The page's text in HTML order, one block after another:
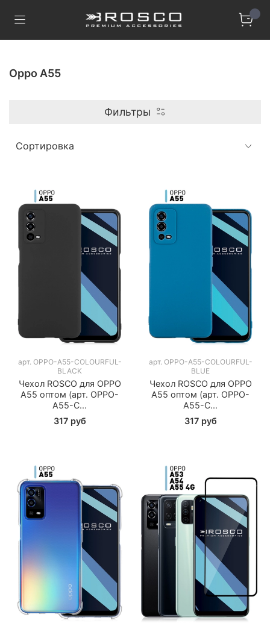
Oppo A55
Фильтры
арт. OPPO-A55-COLOURFUL-
BLACK
Чехол ROSCO для OPPO
A55 оптом (арт. OPPO-
A55-C...
317 руб
арт. OPPO-A55-COLOURFUL-
BLUE
Чехол ROSCO для OPPO
A55 оптом (арт. OPPO-
A55-C...
317 руб